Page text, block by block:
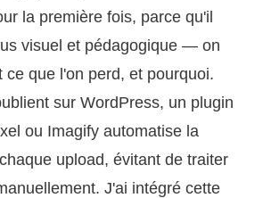
la première fois, parce qu'il
visuel et pédagogique — on
ce que l'on perd, et pourquoi.
sur WordPress, un plugin
ou Imagify automatise la
upload, évitant de traiter
J'ai intégré cette